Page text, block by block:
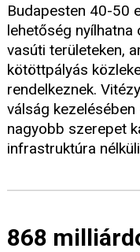
Budapesten 40-50
lehetőség nyílhatna
vasúti területeken,
kötöttpályás
rendelkeznek.
válság
nagyobb szerepet
infrastruktúra
868